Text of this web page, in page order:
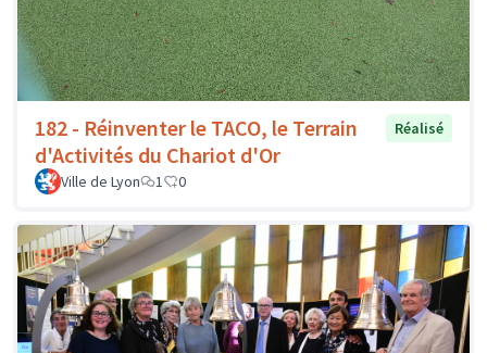
182 - Réinventer le TACO, le Terrain
d'Activités du Chariot d'Or
Réalisé
Ville de Lyon 1 0